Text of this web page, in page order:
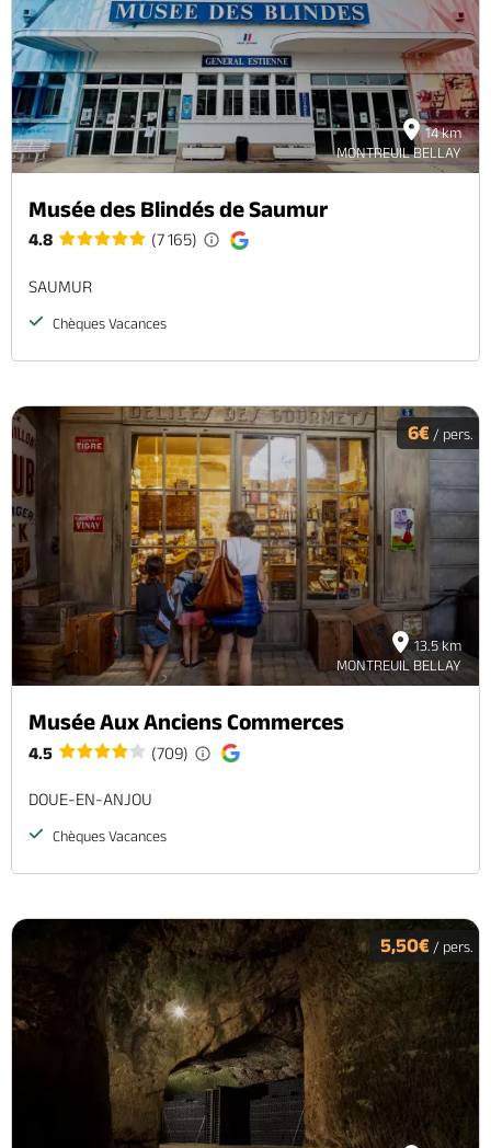
14 km
MONTREUIL BELLAY
Musée des Blindés de Saumur
4.8 (7 165)
SAUMUR
Chèques Vacances
13.5 km
MONTREUIL BELLAY
6€ / pers.
Musée Aux Anciens Commerces
4.5 (709)
DOUE-EN-ANJOU
Chèques Vacances
5,50€ / pers.